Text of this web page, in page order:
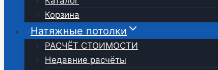
Корзина
Натяжные потолки
РАСЧЁТ СТОИМОСТИ
Недавние расчёты